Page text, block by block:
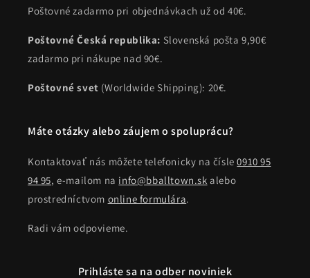
Poštovné zadarmo pri objednávkach už od 40€.
Poštovné Česká republika: Slovenská pošta 9,90€
zadarmo pri nákupe nad 90€.
Poštovné svet (Worldwide Shipping): 20€.
Máte otázky alebo záujem o spoluprácu?
Kontaktovať nás môžete telefonicky na čísle0910 95
94 95, e-mailom na info@bballtown.sk alebo
prostredníctvom online formulára.
Radi vám odpovieme.
Prihláste sa na odber noviniek